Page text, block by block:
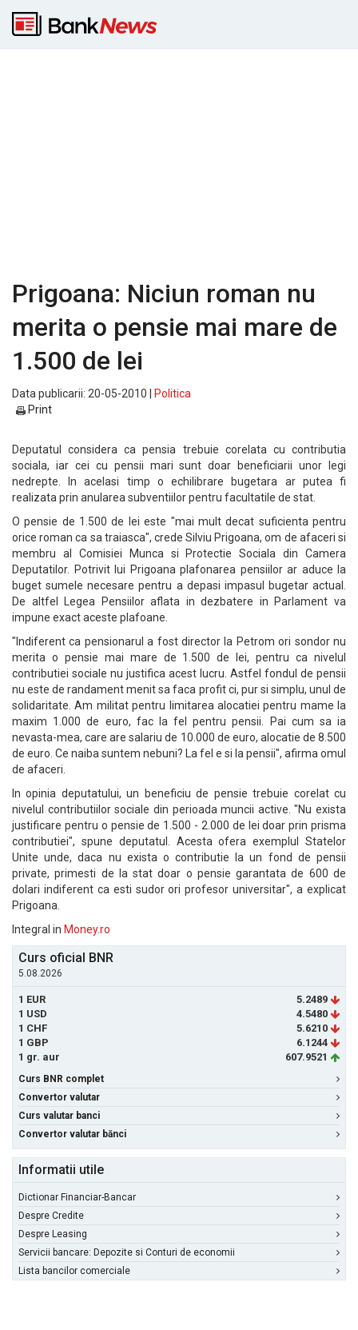
Prigoana: Niciun roman nu
merita o pensie mai mare de
1.500 de lei
Data publicarii: 20-05-2010 |
Politica
Print
Deputatul considera ca pensia trebuie corelata cu contributia
sociala, iar cei cu pensii mari sunt doar beneficiarii unor legi
nedrepte. In acelasi timp o echilibrare bugetara ar putea fi
realizata prin anularea subventiilor pentru facultatile de stat.
O pensie de 1.500 de lei este "mai mult decat suficienta pentru
orice roman ca sa traiasca", crede Silviu Prigoana, om de afaceri si
membru al Comisiei Munca si Protectie Sociala din Camera
Deputatilor. Potrivit lui Prigoana plafonarea pensiilor ar aduce la
buget sumele necesare pentru a depasi impasul bugetar actual.
De altfel Legea Pensiilor aflata in dezbatere in Parlament va
impune exact aceste plafoane.
"Indiferent ca pensionarul a fost director la Petrom ori sondor nu
merita o pensie mai mare de 1.500 de lei, pentru ca nivelul
contributiei sociale nu justifica acest lucru. Astfel fondul de pensii
nu este de randament menit sa faca profit ci, pur si simplu, unul de
solidaritate. Am militat pentru limitarea alocatiei pentru mame la
maxim 1.000 de euro, fac la fel pentru pensii. Pai cum sa ia
nevasta-mea, care are salariu de 10.000 de euro, alocatie de 8.500
de euro. Ce naiba suntem nebuni? La fel e si la pensii", afirma omul
de afaceri.
In opinia deputatului, un beneficiu de pensie trebuie corelat cu
nivelul contributiilor sociale din perioada muncii active. "Nu exista
justificare pentru o pensie de 1.500 - 2.000 de lei doar prin prisma
contributiei", spune deputatul. Acesta ofera exemplul Statelor
Unite unde, daca nu exista o contributie la un fond de pensii
private, primesti de la stat doar o pensie garantata de 600 de
dolari indiferent ca esti sudor ori profesor universitar", a explicat
Prigoana.
Integral in Money.ro
Curs oficial BNR
5.08.2026
1 EUR
5.2489
1 USD
4.5480
1 CHF
5.6210
1 GBP
6.1244
1 gr. aur
607.9521
Curs BNR complet
Convertor valutar
Curs valutar banci
Convertor valutar bănci
Informatii utile
Dictionar Financiar-Bancar
Despre Credite
Despre Leasing
Servicii bancare: Depozite si Conturi de economii
Lista bancilor comerciale